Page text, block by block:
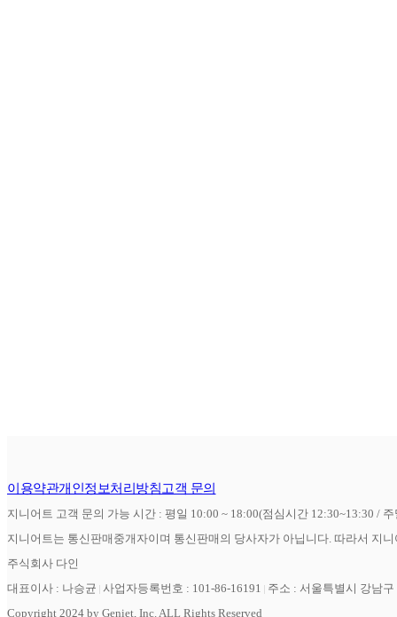
이용약관개인정보처리방침고객 문의
지니어트 고객 문의 가능 시간 : 평일 10:00 ~ 18:00(점심시간 12:30~13:30 /
지니어트는 통신판매중개자이며 통신판매의 당사자가 아닙니다. 따라서 지
주식회사 다인
대표이사 : 나승균 사업자등록번호 : 101-86-16191
주소 : 서울특별시 강남
Copyright 2024 by Geniet, Inc. ALL Rights Reserved